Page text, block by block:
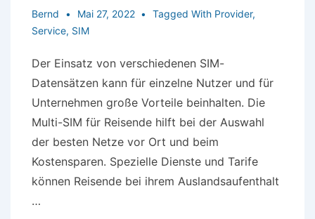
Bernd Mai 27, 2022 Tagged With Provider,
Service, SIM
Der Einsatz von verschiedenen SIM-
Datensätzen kann für einzelne Nutzer und für
Unternehmen große Vorteile beinhalten. Die
Multi-SIM für Reisende hilft bei der Auswahl
der besten Netze vor Ort und beim
Kostensparen. Spezielle Dienste und Tarife
können Reisende bei ihrem Auslandsaufenthalt
…